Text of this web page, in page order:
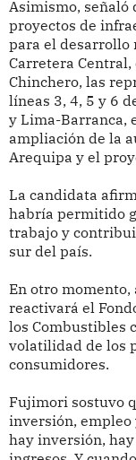
Asimismo, señaló
proyectos de
para el desarrollo
Carretera
Chinchero, las
líneas 3, 4, 5 y 6
y Lima-Barranca,
ampliación de la
Arequipa y el
La candidata
habría permitido
trabajo y
sur del país.
En otro momento,
reactivará el
los Combustibles
volatilidad de los
consumidores.
Fujimori sostuvo
inversión, empleo
hay inversión,